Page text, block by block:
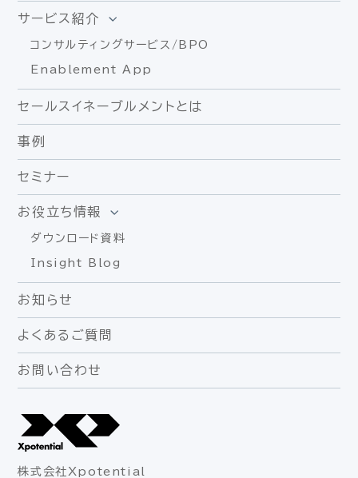
サービス紹介
コンサルティングサービス/BPO
Enablement App
セールスイネーブルメントとは
事例
セミナー
お役立ち情報
ダウンロード資料
Insight Blog
お知らせ
よくあるご質問
お問い合わせ
株式会社Xpotential